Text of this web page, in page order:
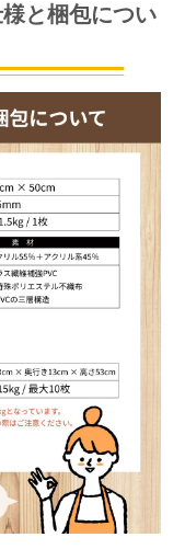
と梱包につい